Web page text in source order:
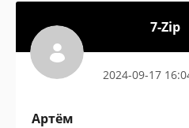
7-Zip
2024-09-17
Артём